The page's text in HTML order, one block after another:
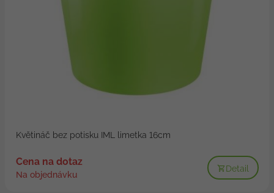
Květináč bez potisku IML limetka 16cm
Cena na dotaz
Na objednávku
Detail